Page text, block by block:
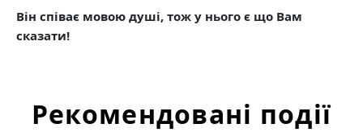
Він співає мовою душі, тож у нього є що Вам
сказати!
Рекомендовані події